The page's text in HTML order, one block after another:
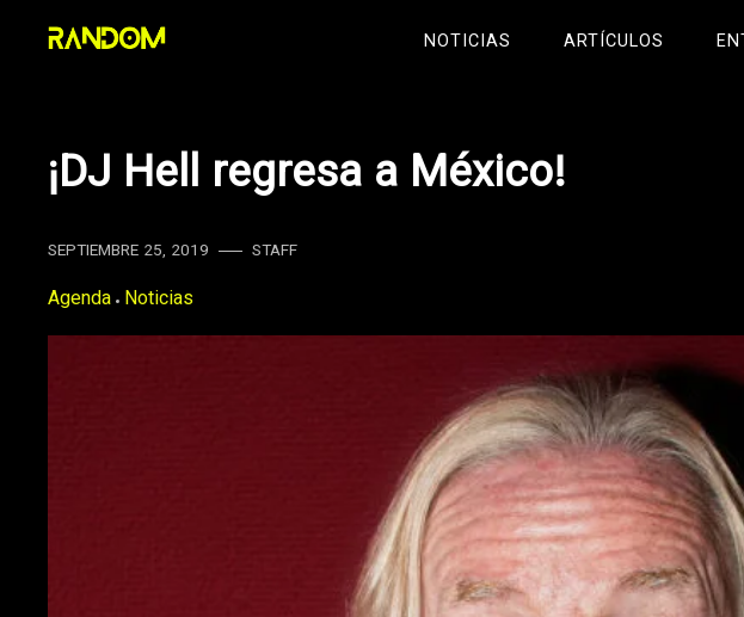
NOTICIAS ARTÍCULOS
¡DJ Hell regresa a México!
SEPTIEMBRE 25, 2019 STAFF
Agenda Noticias